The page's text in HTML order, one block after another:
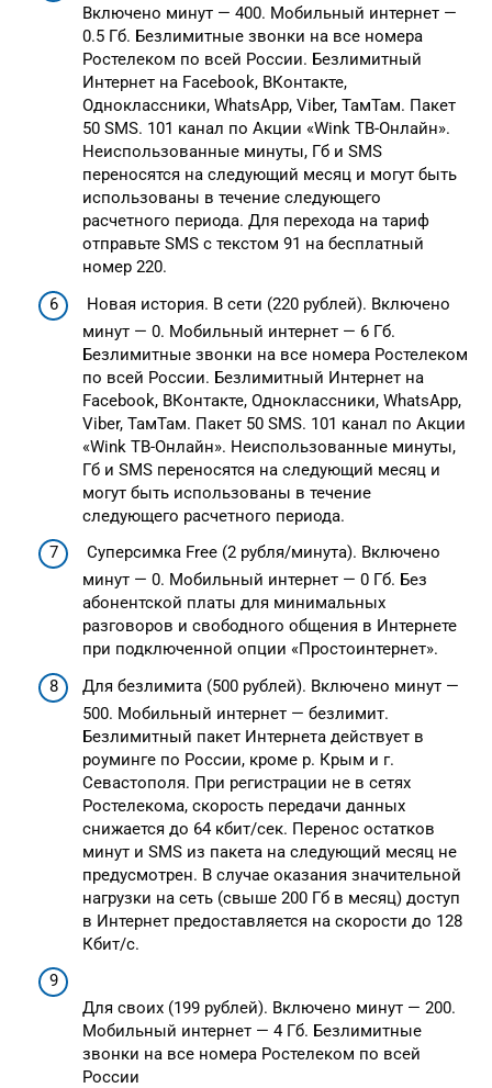
Включено минут — 400. Мобильный интернет —
0.5 Гб. Безлимитные звонки на все номера
Ростелеком по всей России. Безлимитный
Интернет на Facebook, ВКонтакте,
Одноклассники, WhatsApp, Viber, ТамТам. Пакет
50 SMS. 101 канал по Акции «Wink ТВ-Онлайн».
Неиспользованные минуты, Гб и SMS
переносятся на следующий месяц и могут быть
использованы в течение следующего
расчетного периода. Для перехода на тариф
отправьте SMS с текстом 91 на бесплатный
номер 220.
Новая история. В сети (220 рублей). Включено
минут — 0. Мобильный интернет — 6 Гб.
Безлимитные звонки на все номера Ростелеком
по всей России. Безлимитный Интернет на
Facebook, ВКонтакте, Одноклассники, WhatsApp,
Viber, ТамТам. Пакет 50 SMS. 101 канал по Акции
«Wink ТВ-Онлайн». Неиспользованные минуты,
Гб и SMS переносятся на следующий месяц и
могут быть использованы в течение
следующего расчетного периода.
Суперсимка Free (2 рубля/минута). Включено
минут — 0. Мобильный интернет — 0 Гб. Без
абонентской платы для минимальных
разговоров и свободного общения в Интернете
при подключенной опции «Простоинтернет».
Для безлимита (500 рублей). Включено минут —
500. Мобильный интернет — безлимит.
Безлимитный пакет Интернета действует в
роуминге по России, кроме р. Крым и г.
Севастополя. При регистрации не в сетях
Ростелекома, скорость передачи данных
снижается до 64 кбит/сек. Перенос остатков
минут и SMS из пакета на следующий месяц не
предусмотрен. В случае оказания значительной
нагрузки на сеть (свыше 200 Гб в месяц) доступ
в Интернет предоставляется на скорости до 128
Кбит/с.
Для своих (199 рублей). Включено минут — 200.
Мобильный интернет — 4 Гб. Безлимитные
звонки на все номера Ростелеком по всей
России